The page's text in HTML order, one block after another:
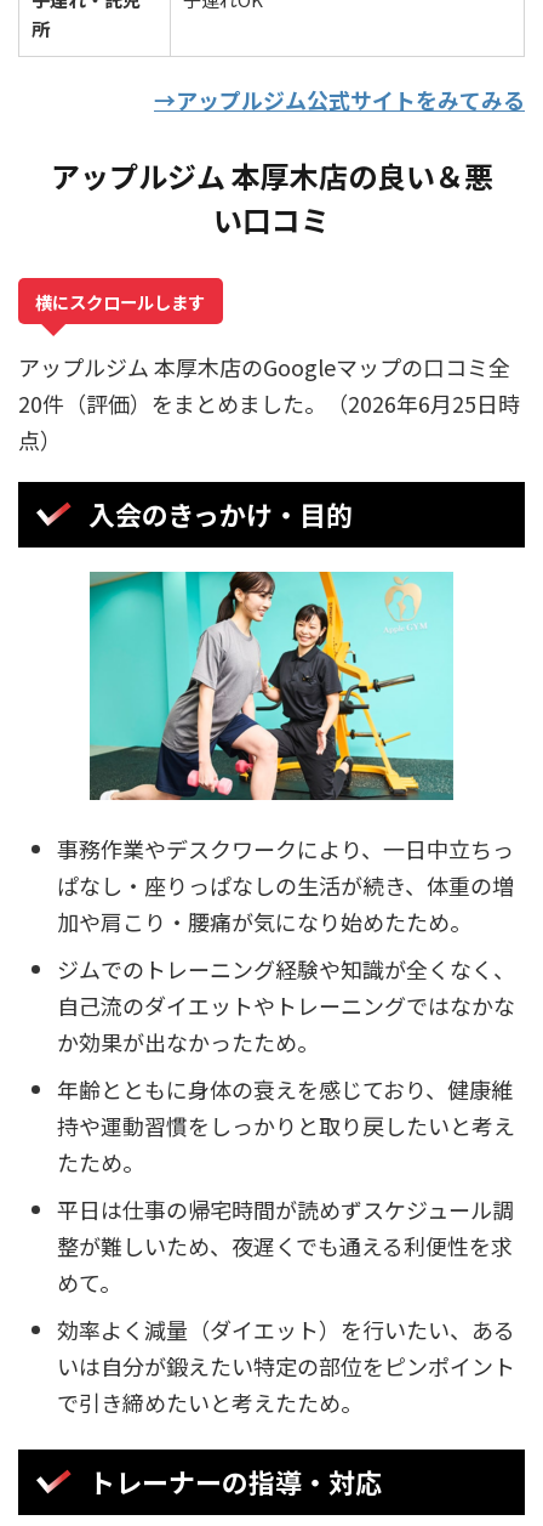
所
→アップルジム公式サイトをみてみる
アップルジム 本厚木店の良い＆悪
い口コミ
横にスクロールします
アップルジム 本厚木店のGoogleマップの口コミ全
20件（評価）をまとめました。（2026年6月25日時
点）
入会のきっかけ・目的
事務作業やデスクワークにより、一日中立ちっ
ぱなし・座りっぱなしの生活が続き、体重の増
加や肩こり・腰痛が気になり始めたため。
ジムでのトレーニング経験や知識が全くなく、
自己流のダイエットやトレーニングではなかな
か効果が出なかったため。
年齢とともに身体の衰えを感じており、健康維
持や運動習慣をしっかりと取り戻したいと考え
たため。
平日は仕事の帰宅時間が読めずスケジュール調
整が難しいため、夜遅くでも通える利便性を求
めて。
効率よく減量（ダイエット）を行いたい、ある
いは自分が鍛えたい特定の部位をピンポイント
で引き締めたいと考えたため。
トレーナーの指導・対応